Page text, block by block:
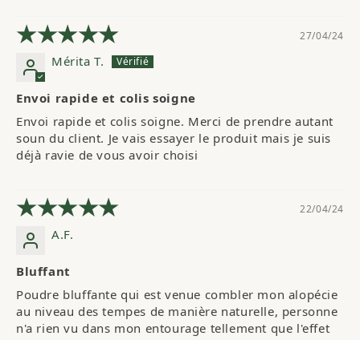
27/04/24
Mérita T.
Envoi rapide et colis soigne
Envoi rapide et colis soigne. Merci de prendre autant
soun du client. Je vais essayer le produit mais je suis
déjà ravie de vous avoir choisi
22/04/24
A.F.
Bluffant
Poudre bluffante qui est venue combler mon alopécie
au niveau des tempes de manière naturelle, personne
n'a rien vu dans mon entourage tellement que l'effet